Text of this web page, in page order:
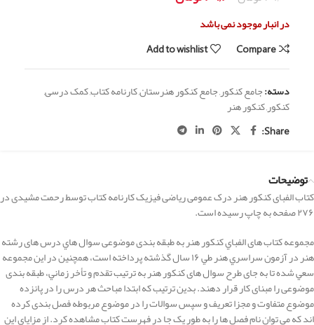
در انبار موجود نمی باشد
Compare
Add to wishlist
دسته:جامع کنکور,جامع کنکور هنرستان,کارنامه کتاب,کمک درسی,
کنکور,کنکور هنر
Share:
توضیحات
کتاب الفبای کنکور هنر درک عمومی ریاضی فیزیک کارنامه کتاب توسط رحمت مشیدی در
۲۷۶ صفحه به چاپ رسیده است.
مجموعه کتاب های الفباي کنکور هنر به طبقه بندی موضوعی سوال هاي درس های رشته
هنر در آزمون سراسري هنر طي ۱۶ سال گذشته پرداخته است، همچنین در این مجموعه
سعي شده تا به جای طرح سوال های کنکور هنر به ترتيب تقدم و تأخر زماني، طبقه بندی
موضوعی را مبنای کار قرار دهند. بدين ترتيب که ابتدا مباحث هر درس را در پانزده
موضوع متفاوت و مجزا تعريف و سپس سوالات را در موضوع مربوطه فصل بندی کرده
اند که مي توان نام فصل ها را به طور يک جا در فهرست کتاب مشاهده کرد. از مزايای اين